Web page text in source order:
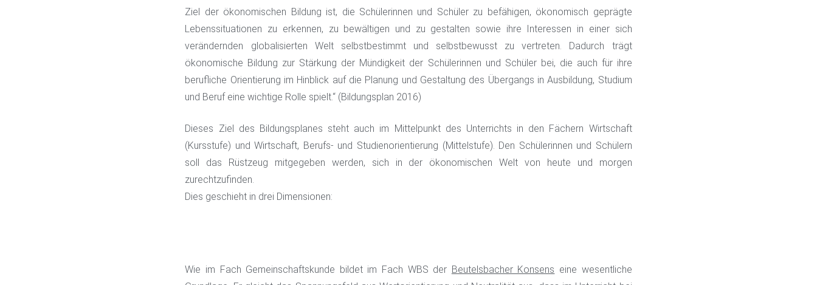
Ziel der ökonomischen Bildung ist, die Schülerinnen und Schüler zu befähigen, ökonomisch geprägte
Lebenssituationen zu erkennen, zu bewältigen und zu gestalten sowie ihre Interessen in einer sich
verändernden globalisierten Welt selbstbestimmt und selbstbewusst zu vertreten. Dadurch trägt
ökonomische Bildung zur Stärkung der Mündigkeit der Schülerinnen und Schüler bei, die auch für ihre
berufliche Orientierung im Hinblick auf die Planung und Gestaltung des Übergangs in Ausbildung, Studium
und Beruf eine wichtige Rolle spielt.“ (Bildungsplan 2016)
Dieses Ziel des Bildungsplanes steht auch im Mittelpunkt des Unterrichts in den Fächern Wirtschaft
(Kursstufe) und Wirtschaft, Berufs- und Studienorientierung (Mittelstufe). Den Schülerinnen und Schülern
soll das Rüstzeug mitgegeben werden, sich in der ökonomischen Welt von heute und morgen
zurechtzufinden.
Dies geschieht in drei Dimensionen:
Wie im Fach Gemeinschaftskunde bildet im Fach WBS der Beutelsbacher Konsens eine wesentliche